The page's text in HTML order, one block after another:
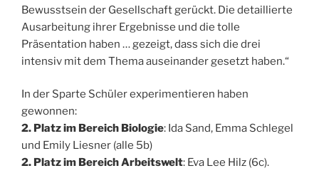
Bewusstsein der Gesellschaft gerückt. Die detaillierte
Ausarbeitung ihrer Ergebnisse und die tolle
Präsentation haben … gezeigt, dass sich die drei
intensiv mit dem Thema auseinander gesetzt haben.“
In der Sparte Schüler experimentieren haben
gewonnen:
2. Platz im Bereich Biologie: Ida Sand, Emma Schlegel
und Emily Liesner (alle 5b)
2. Platz im Bereich Arbeitswelt: Eva Lee Hilz (6c).